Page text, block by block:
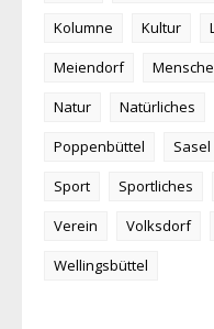
Kolumne
Kultur
Meiendorf
Natur
Natürliches
Poppenbüttel
Sasel
Sport
Sportliches
Verein
Volksdorf
Wellingsbüttel